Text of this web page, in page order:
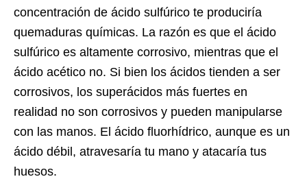
concentración de ácido sulfúrico te produciría
quemaduras químicas. La razón es que el ácido
sulfúrico es altamente corrosivo, mientras que el
ácido acético no. Si bien los ácidos tienden a ser
corrosivos, los superácidos más fuertes en
realidad no son corrosivos y pueden manipularse
con las manos. El ácido fluorhídrico, aunque es un
ácido débil, atravesaría tu mano y atacaría tus
huesos.